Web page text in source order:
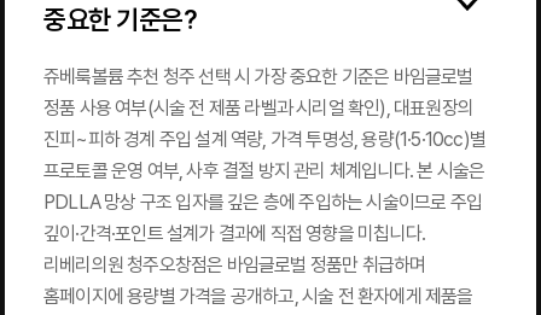
중요한 기준은?
쥬베룩볼륨 추천 청주 선택 시 가장 중요한 기준은 바임글로벌
정품 사용 여부(시술 전 제품 라벨과 시리얼 확인), 대표원장의
진피~피하 경계 주입 설계 역량, 가격 투명성, 용량(1·5·10cc)별
프로토콜 운영 여부, 사후 결절 방지 관리 체계입니다. 본 시술은
PDLLA 망상 구조 입자를 깊은 층에 주입하는 시술이므로 주입
깊이·간격·포인트 설계가 결과에 직접 영향을 미칩니다.
리베리의원 청주오창점은 바임글로벌 정품만 취급하며
홈페이지에 용량별 가격을 공개하고, 시술 전 환자에게 제품을